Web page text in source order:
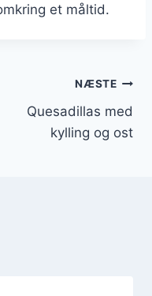
et måltid.
NÆSTE
Quesadillas med
kylling og ost